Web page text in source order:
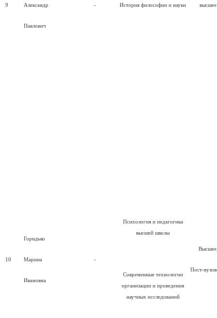
9 Александр
Павлович
- История философии и науки высшее
10
Горидько
Марина
Ивановна
-
Психология и педагогика
высшей школы
Современные технологии
организации и проведения
научных исследований
Пост-